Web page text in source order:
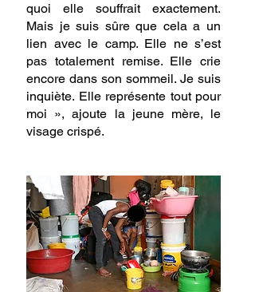
quoi elle souffrait exactement.
Mais je suis sûre que cela a un
lien avec le camp. Elle ne s’est
pas totalement remise. Elle crie
encore dans son sommeil. Je suis
inquiète. Elle représente tout pour
moi », ajoute la jeune mère, le
visage crispé.